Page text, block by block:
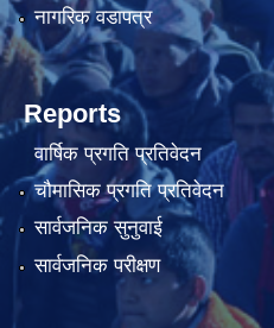
नागरिक वडापत्र
Reports
वार्षिक प्रगति प्रतिवेदन
चौमासिक प्रगति प्रतिवेदन
सार्वजनिक सुनुवाई
सार्वजनिक परीक्षण